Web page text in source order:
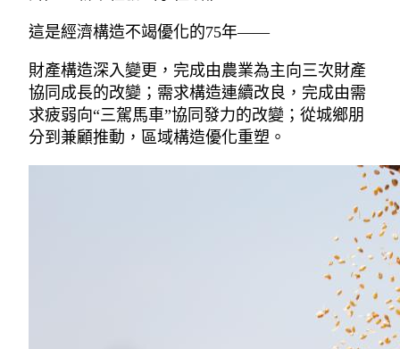
這是經濟構造不竭優化的75年——
財產構造深入變更，完成由農業為主向三次財產
協同成長的改變；需求構造連續改良，完成由需
求疲弱向“三駕馬車”協同發力的改變；從城鄉朋
分到兼顧推動，區域構造優化重塑。